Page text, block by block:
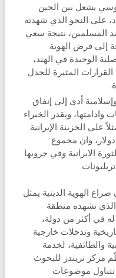
يشعل بين الحين
على النحو الذي شهدته
المسلمين، نتيجة سعي
إلى فرض الهوية
الوحيدة في الهند،
المثيرة للجدل
أدى إلى إنفاق
وادامتها، ويقدر الخبراء
على الخزينة الإيرانية
أي 500 مليون دولار، وان مجموع
الايرانية وفي حروبها
الهوية الدينية يمثل
تشهده منطقة
في أكثر من دولة،
وتدخلات خارجية
والطائفية، لخدمة
مركز تريندز للبحوث
موضوعات